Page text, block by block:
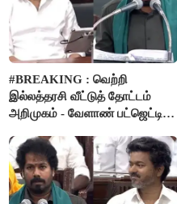
#BREAKING : வெற்றி
இல்லத்தரசி வீட்டுத் தோட்டம்
அறிமுகம் - வேளாண் பட்ஜெட்டில்